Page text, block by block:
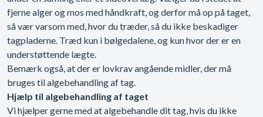
fjerne alger og mos med håndkraft, og derfor må op på taget,
så vær varsom med, hvor du træder, så du ikke beskadiger
tagpladerne. Træd kun i bølgedalene, og kun hvor der er en
understøttende lægte.
Bemærk også, at der er lovkrav angående midler, der må
bruges til algebehandling af tag.
Hjælp til algebehandling af taget
Vi hjælper gerne med at algebehandle dit tag, hvis du ikke